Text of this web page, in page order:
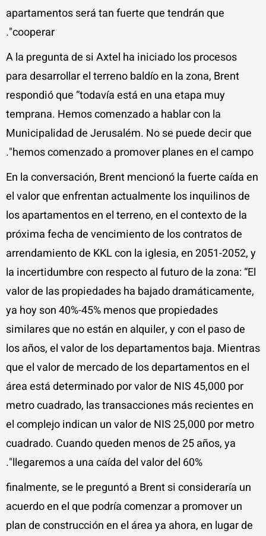
apartamentos será tan fuerte que tendrán que
cooperar".
A la pregunta de si Axtel ha iniciado los procesos
para desarrollar el terreno baldío en la zona, Brent
respondió que “todavía está en una etapa muy
temprana. Hemos comenzado a hablar con la
Municipalidad de Jerusalém. No se puede decir que
hemos comenzado a promover planes en el campo".
En la conversación, Brent mencionó la fuerte caída en
el valor que enfrentan actualmente los inquilinos de
los apartamentos en el terreno, en el contexto de la
próxima fecha de vencimiento de los contratos de
arrendamiento de KKL con la iglesia, en 2051-2052, y
la incertidumbre con respecto al futuro de la zona: “El
valor de las propiedades ha bajado dramáticamente,
ya hoy son 40%-45% menos que propiedades
similares que no están en alquiler, y con el paso de
los años, el valor de los departamentos baja. Mientras
que el valor de mercado de los departamentos en el
área está determinado por valor de NIS 45,000 por
metro cuadrado, las transacciones más recientes en
el complejo indican un valor de NIS 25,000 por metro
cuadrado. Cuando queden menos de 25 años, ya
llegaremos a una caída del valor del 60%".
finalmente, se le preguntó a Brent si consideraría un
acuerdo en el que podría comenzar a promover un
plan de construcción en el área ya ahora, en lugar de